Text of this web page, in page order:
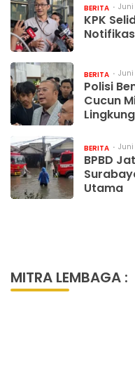
BERITA Juni
KPK
BERITA
Polisi
Cucun
BERITA Juni
BPBD
Utama
MITRA LEMBAGA :